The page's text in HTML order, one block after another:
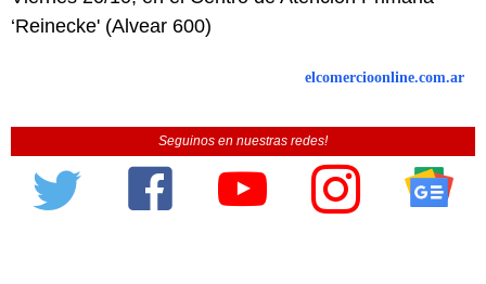
‘Reinecke' (Alvear 600)
elcomercioonline.com.ar
Seguinos en nuestras redes!